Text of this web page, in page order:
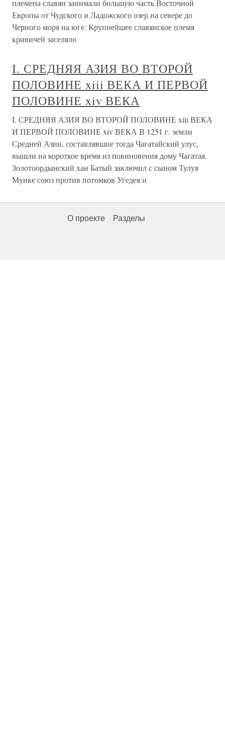
племена славян занимали большую часть Восточной
Европы от Чудского и Ладожского озер на севере до
Черного моря на юге. Крупнейшее славянское племя
кривичей заселяло
I. СРЕДНЯЯ АЗИЯ ВО ВТОРОЙ
ПОЛОВИНЕ xiii ВЕКА И ПЕРВОЙ
ПОЛОВИНЕ xiv ВЕКА
I. СРЕДНЯЯ АЗИЯ ВО ВТОРОЙ ПОЛОВИНЕ xiii ВЕКА
И ПЕРВОЙ ПОЛОВИНЕ xiv ВЕКА В 1251 г. земли
Средней Азии, составлявшие тогда Чагатайский улус,
вышли на короткое время из повиновения дому Чагатая.
Золотоордынский хан Батый заключил с сыном Тулуя
Мунке союз против потомков Угедея и
О проекте Разделы